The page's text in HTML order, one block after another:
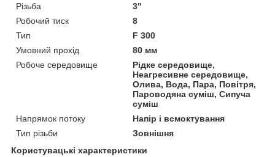
Різьба
3"
Робочий тиск
8
Тип
F 300
Умовний прохід
80 мм
Робоче середовище
Рідке середовище,
Неагресивне середовище,
Олива, Вода, Пара, Повітря,
Пароводяна суміш, Сипуча
суміш
Напрямок потоку
Напір і всмоктування
Тип різьби
Зовнішня
Користувацькі характеристики